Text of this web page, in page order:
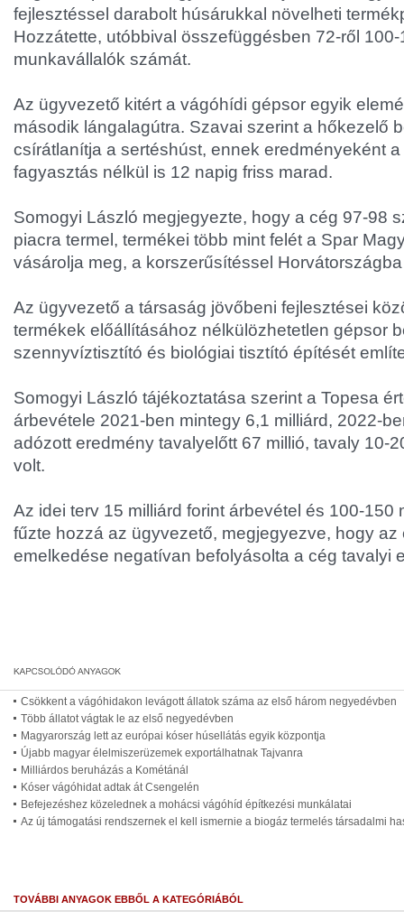
fejlesztéssel darabolt húsárukkal növelheti
Hozzátette, utóbbival összefüggésben 72-ről
munkavállalók számát.
Az ügyvezető kitért a vágóhídi gépsor egyik
második lángalagútra. Szavai szerint a hőkezelő
csírátlanítja a sertéshúst, ennek eredményeként
fagyasztás nélkül is 12 napig friss marad.
Somogyi László megjegyezte, hogy a cég 97-98
piacra termel, termékei több mint felét a Spar
vásárolja meg, a korszerűsítéssel
Az ügyvezető a társaság jövőbeni fejlesztései
termékek előállításához nélkülözhetetlen gépsor
szennyvíztisztító és biológiai tisztító építését
Somogyi László tájékoztatása szerint a Topesa
árbevétele 2021-ben mintegy 6,1 milliárd, 2022-
adózott eredmény tavalyelőtt 67 millió, tavaly 10-
volt.
Az idei terv 15 milliárd forint árbevétel és 100-150
fűzte hozzá az ügyvezető, megjegyezve, hogy az
emelkedése negatívan befolyásolta a cég tavalyi
Csökkent a vágóhidakon levágott állatok száma az első három negyedévben
Több állatot vágtak le az első negyedévben
Magyarország lett az európai kóser húsellátás egyik központja
Újabb magyar élelmiszerüzemek exportálhatnak Tajvanra
Milliárdos beruházás a Kométánál
Kóser vágóhidat adtak át Csengelén
Befejezéshez közelednek a mohácsi vágóhíd építkezési munkálatai
Az új támogatási rendszernek el kell ismernie a biogáz termelés társadalmi
TOVÁBBI ANYAGOK EBBŐL A KATEGÓRIÁBÓL